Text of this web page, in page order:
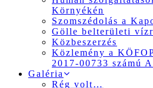
Környékén
Szomszédolás a
Gölle belterületi
Közbeszerzés
Közlemény a
2017-00733 számú
Galéria
Rég volt…